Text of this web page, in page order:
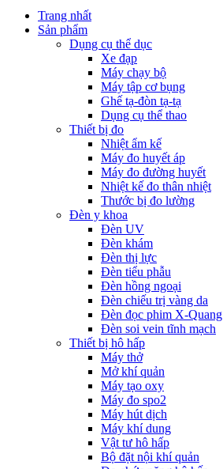
Trang nhất
Sản phẩm
Dụng cụ thể dục
Xe đạp
Máy chạy bộ
Máy tập cơ bụng
Ghế tạ-đòn tạ-tạ
Dụng cụ thể thao
Thiết bị đo
Nhiệt ẩm kế
Máy đo huyết áp
Máy đo đường huyết
Nhiệt kế đo thân nhiệt
Thước bị đo lường
Đèn y khoa
Đèn UV
Đèn khám
Đèn thị lực
Đèn tiểu phẫu
Đèn hồng ngoại
Đèn chiếu trị vàng da
Đèn đọc phim X-Quang
Đèn soi vein tĩnh mạch
Thiết bị hô hấp
Máy thở
Mở khí quản
Máy tạo oxy
Máy đo spo2
Máy hút dịch
Máy khí dung
Vật tư hô hấp
Bộ đặt nội khí quản